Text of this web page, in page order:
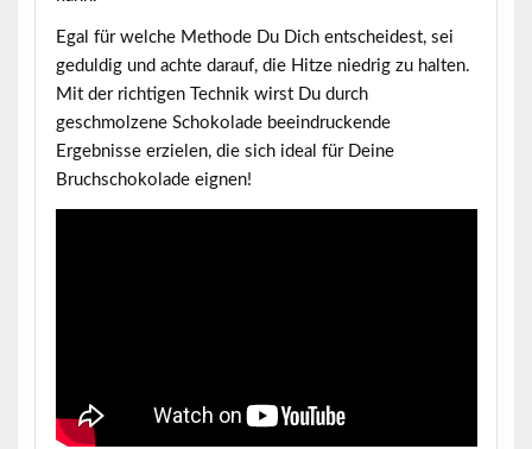
Egal für welche Methode Du Dich entscheidest, sei
geduldig und achte darauf, die Hitze niedrig zu halten.
Mit der richtigen Technik wirst Du durch
geschmolzene Schokolade beeindruckende
Ergebnisse erzielen, die sich ideal für Deine
Bruchschokolade eignen!